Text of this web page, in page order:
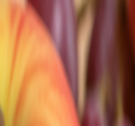
Meniny má Ľubomíra